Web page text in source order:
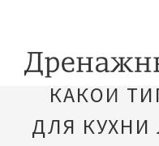
КАКОЙ
ДЛЯ КУХНИ